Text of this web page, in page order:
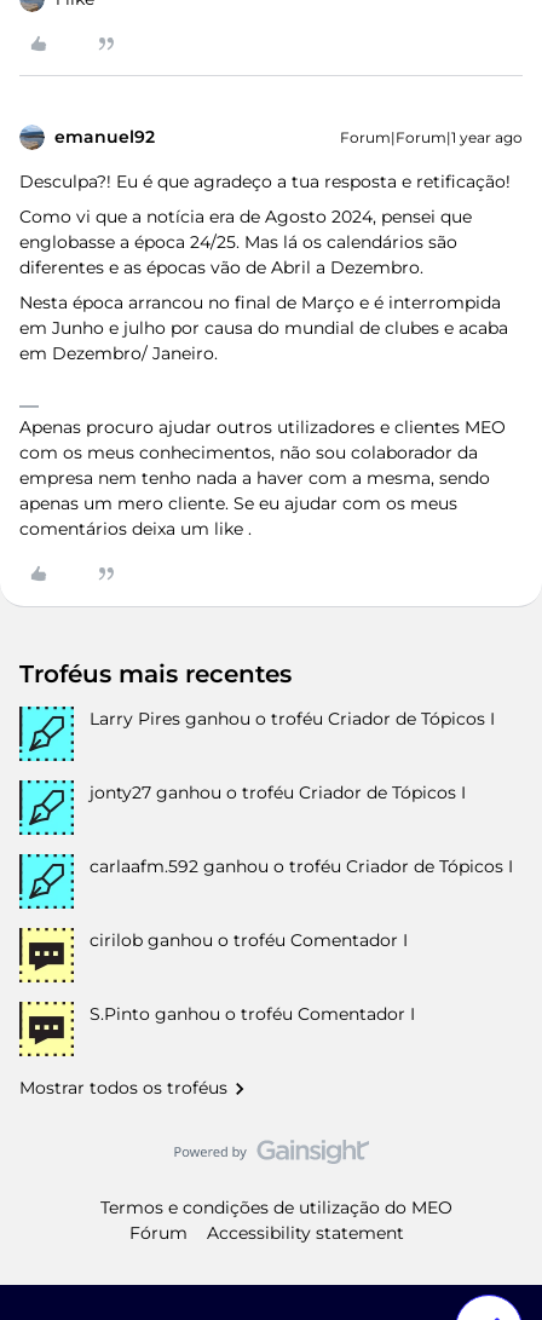
emanuel92 Forum|Forum|1 year ago
Desculpa?! Eu é que agradeço a tua resposta e retificação!
Como vi que a notícia era de Agosto 2024, pensei que
englobasse a época 24/25. Mas lá os calendários são
diferentes e as épocas vão de Abril a Dezembro.
Nesta época arrancou no final de Março e é interrompida
em Junho e julho por causa do mundial de clubes e acaba
em Dezembro/ Janeiro.
Apenas procuro ajudar outros utilizadores e clientes MEO
com os meus conhecimentos, não sou colaborador da
empresa nem tenho nada a haver com a mesma, sendo
apenas um mero cliente. Se eu ajudar com os meus
comentários deixa um like .
Troféus mais recentes
Larry Pires ganhou o troféu Criador de Tópicos I
jonty27 ganhou o troféu Criador de Tópicos I
carlaafm.592 ganhou o troféu Criador de Tópicos I
cirilob ganhou o troféu Comentador I
S.Pinto ganhou o troféu Comentador I
Mostrar todos os troféus
Termos e condições de utilização do MEO
Fórum
Accessibility statement